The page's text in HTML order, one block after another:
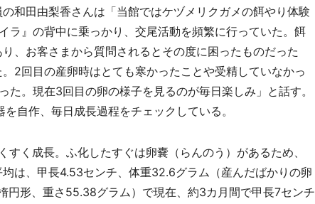
和田由梨香さんは「当館ではケヅメリクガメの餌やり体験
ラ』の背中に乗っかり、交尾活動を頻繁に行っていた。餌
、お客さまから質問されるとその度に困ったものだった
2回目の産卵時はとても寒かったことや受精していなかっ
。現在3回目の卵の様子を見るのが毎日楽しみ」と話す。
自作、毎日成長過程をチェックしている。
く成長。ふ化したすぐは卵嚢（らんのう）があるため、
は、甲長4.53センチ、体重32.6グラム（産んだばかりの卵
円形、重さ55.38グラム）で現在、約3カ月間で甲長7センチ